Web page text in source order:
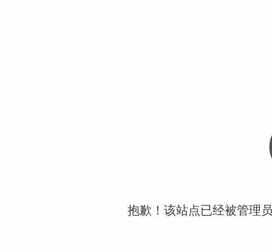
抱歉！该站点已经被管理